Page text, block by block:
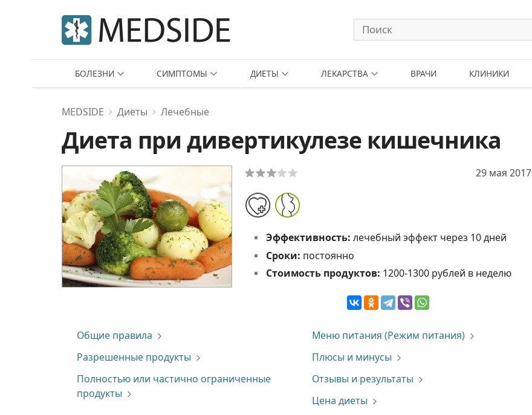
БОЛЕЗНИ СИМПТОМЫ ДИЕТЫ ЛЕКАРСТВА ВРАЧИ КЛИНИКИ
MEDSIDE Диеты Лечебные
Диета при дивертикулезе кишечника
29 мая 2017
Эффективность: лечебный эффект через 10 дней
Сроки: постоянно
Стоимость продуктов: 1200-1300 рублей в неделю
Общие правила
Разрешенные продукты
Полностью или частично ограниченные
продукты
Меню питания (Режим питания)
Плюсы и минусы
Отзывы и результаты
Цена диеты